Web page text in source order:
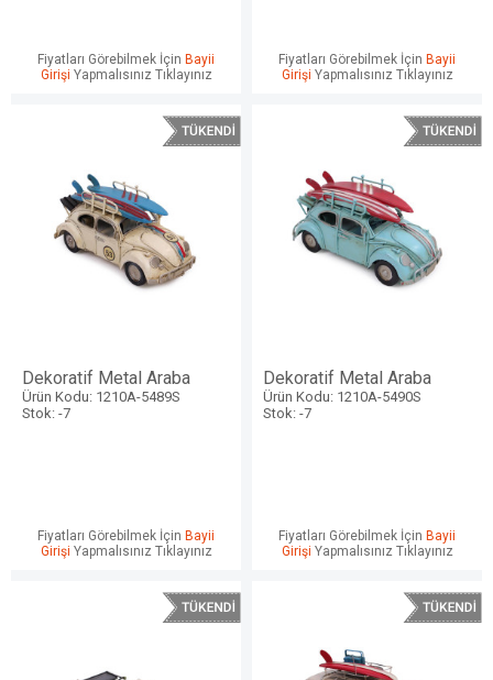
Fiyatları Görebilmek İçin Bayii
Girişi Yapmalısınız Tıklayınız
Fiyatları Görebilmek İçin Bayii
Girişi Yapmalısınız Tıklayınız
Dekoratif Metal Araba
Ürün Kodu: 1210A-5489S
Stok: -7
Fiyatları Görebilmek İçin Bayii
Girişi Yapmalısınız Tıklayınız
Dekoratif Metal Araba
Ürün Kodu: 1210A-5490S
Stok: -7
Fiyatları Görebilmek İçin Bayii
Girişi Yapmalısınız Tıklayınız